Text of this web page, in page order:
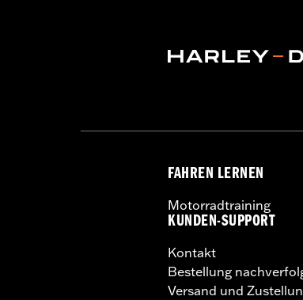
FAHREN LERNEN
Motorradtraining
KUNDEN-SUPPORT
Kontakt
Bestellung
Versand und